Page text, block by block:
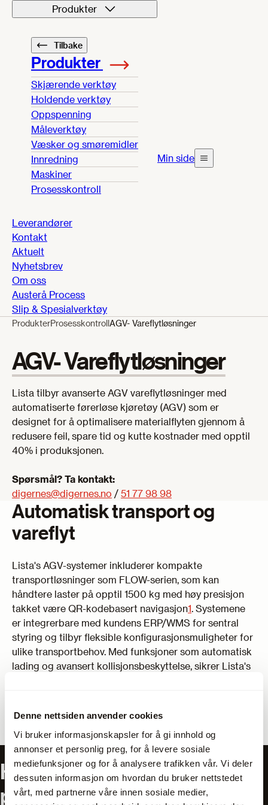
Denne nettsiden anvender cookies
Vi bruker informasjonskapsler for å gi innhold og
annonser et personlig preg, for å levere sosiale
mediefunksjoner og for å analysere trafikken vår. Vi deler
dessuten informasjon om hvordan du bruker nettstedet
vårt, med partnerne våre innen sosiale medier,
Produkter
Tilbake
Produkter
Skjærende verktøy
Holdende verktøy
Oppspenning
Måleverktøy
Væsker og smøremidler
Innredning
Maskiner
Prosesskontroll
Leverandører
Kontakt
Aktuelt
Nyhetsbrev
Om oss
Austerå Process
Slip & Spesialverktøy
Min side
ProdukterProsesskontrollAGV- Vareflytløsninger
AGV- Vareflytløsninger
Lista tilbyr avanserte AGV vareflytløsninger med
automatiserte førerløse kjøretøy (AGV) som er
designet for å optimalisere materialflyten gjennom å
redusere feil, spare tid og kutte kostnader med opptil
40% i produksjonen.
Spørsmål? Ta kontakt:
digernes@digernes.no / 51 77 98 98
Automatisk transport og
vareflyt
Lista's AGV-systemer inkluderer kompakte
transportløsninger som FLOW-serien, som kan
håndtere laster på opptil 1500 kg med høy presisjon
takket være QR-kodebasert navigasjon1. Systemene
er integrerbare med kundens ERP/WMS for sentral
styring og tilbyr fleksible konfigurasjonsmuligheter for
ulike transportbehov. Med funksjoner som automatisk
lading og avansert kollisjonsbeskyttelse, sikrer Lista's
internlogistikk.
Har du spørsmål om våre
produkter?